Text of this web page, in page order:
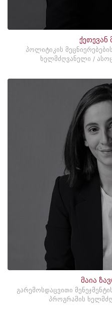
ქეთევან
პოლიტიკის
ხელმძღვანელი /
მაია
გარემოსდაცვითი
პროგრამის